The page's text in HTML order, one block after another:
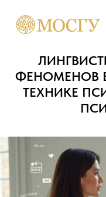
ФЕНОМЕНОВ
ТЕХНИКЕ